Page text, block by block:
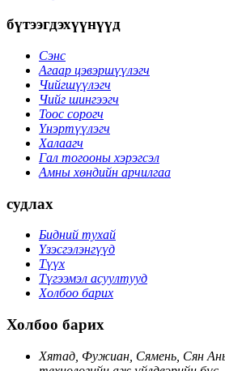
бүтээгдэхүүнүүд
Сэнс
Агаар цэвэршүүлэгч
Чийгшүүлэгч
Чийг шингээгч
Тоос сорогч
Үнэртүүлэгч
Халаагч
Гал тогооны хэрэгсэл
Амны хөндийн арчилгаа
судлах
Бидний тухай
Үзэсгэлэнгүүд
Түүх
Түгээмэл асуултууд
Холбоо барих
Холбоо барих
Хятад, Фужиан, Сямень, Сян